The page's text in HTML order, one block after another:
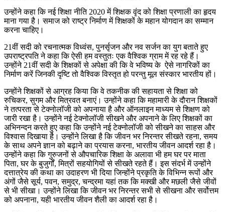
उन्होंने कहा कि नई शिक्षा नीति 2020 में शिक्षक वृंद को शिक्षा प्रणाली का हृदय
माना गया है। समाज को राष्ट्र निर्माण में शिक्षकों के महान योगदान का सम्मान
करना चाहिए।
21वीं सदी को रचनात्मक विध्वंस, पुनर्सृजन और नव सर्जन का युग बताते हुए
उपराष्ट्रपति ने कहा कि ऐसी हम वस्तुतः एक वैश्विक ग्राम में रह रहे हैं।
उन्होंने 21वीं सदी के शिक्षकों से अपेक्षा की कि वे भविष्य के ऐसे नागरिकों का
निर्माण करें जिनकी दृष्टि तो वैश्विक विस्तृत हो परन्तु मूल संस्कार भारतीय हों।
उन्होंने शिक्षकों से आग्रह किया कि वे तकनीक की सहायता से शिक्षा को
रुचिकर, सुगम और मित्रवत बनाएं। उन्होंने कहा कि महामारी के दौरान शिक्षकों
ने तत्परता से टेक्नोलॉजी को अपनाया है और ऑनलाइन माध्यम से शिक्षण को
जारी रखा है। उन्होंने नई टेक्नोलॉजी सीखने और अपनाने के लिए शिक्षकों का
अभिनन्दन करते हुए कहा कि उन्होंने नई टेक्नोलॉजी को सीखने का साहस और
विश्वास दिखाया है। उन्होंने लिखा है कि जीवन भर निरन्तर सीखते रहना, समय
के साथ अपने ज्ञान को बढ़ाने का प्रयास करना, भारतीय जीवन आदर्श रहा है।
उन्होंने कहा कि गुरुजनों से औपचारिक शिक्षा के अलावा भी हम घर पर माता
पिता, घर के बुजुर्गों, मित्रों सहयोगियों से सीखते रहते हैं। इस संदर्भ में उन्होंने
दत्तात्रेय की कथा का उदाहरण भी दिया जिन्होंने प्रकृति के विभिन्न रूपों और
अंगों जैसे सूर्य, पवन, समुद्र, चन्द्रमा यहां तक कि मक्खी और मछली जैसे जीवों
से भी सीखा। उन्होंने लिखा कि जीवन भर निरन्तर सभी से सीखना और सर्वोत्तम
को अपनाना, यही भारतीय जीवन शैली का आदर्श रहा है।